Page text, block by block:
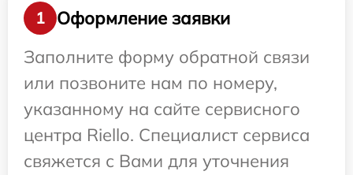
1
Оформление заявки
Заполните форму обратной связи
или позвоните нам по номеру,
указанному на сайте сервисного
центра Riello. Специалист сервиса
свяжется с Вами для уточнения